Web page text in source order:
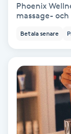
Herrklippning
HIFU
Hollywood Peel
Phoenix
massage-
Betala senare